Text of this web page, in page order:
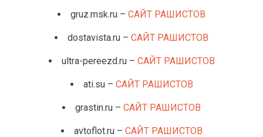
gruz.msk.ru – САЙТ РАШИСТОВ
dostavista.ru – САЙТ РАШИСТОВ
ultra-pereezd.ru – САЙТ РАШИСТОВ
ati.su – САЙТ РАШИСТОВ
grastin.ru – САЙТ РАШИСТОВ
avtoflot.ru – САЙТ РАШИСТОВ